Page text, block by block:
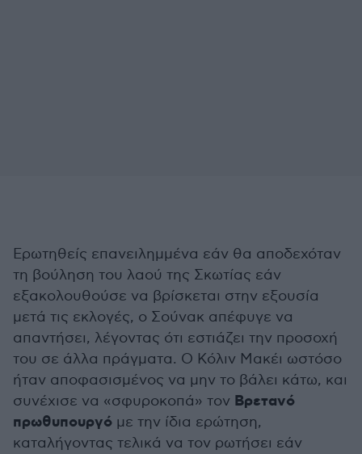
Ερωτηθείς επανειλημμένα εάν θα αποδεχόταν
τη βούληση του λαού της Σκωτίας εάν
εξακολουθούσε να βρίσκεται στην εξουσία
μετά τις εκλογές, ο Σούνακ απέφυγε να
απαντήσει, λέγοντας ότι εστιάζει την προσοχή
του σε άλλα πράγματα. Ο Κόλιν Μακέι ωστόσο
ήταν αποφασισμένος να μην το βάλει κάτω, και
συνέχισε να «σφυροκοπά» τον Βρετανό
πρωθυπουργό με την ίδια ερώτηση,
καταλήγοντας τελικά να τον ρωτήσει εάν